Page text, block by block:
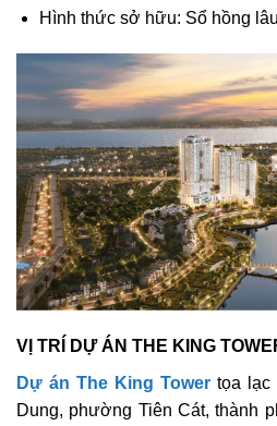
Hình thức sở hữu: Sổ hồng
VỊ TRÍ DỰ ÁN THE KING
Dự án The King Tower tọa lạc
Dung, phường Tiên Cát, thành